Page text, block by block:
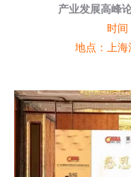
产业发展高峰
时
地点：上海